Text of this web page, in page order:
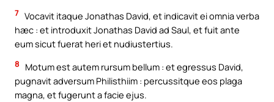
7 Vocavit itaque Jonathas David, et indicavit ei omnia verba
hæc : et introduxit Jonathas David ad Saul, et fuit ante
eum sicut fuerat heri et nudiustertius.
8
Motum est autem rursum bellum : et egressus David,
pugnavit adversum Philisthiim : percussitque eos plaga
magna, et fugerunt a facie ejus.